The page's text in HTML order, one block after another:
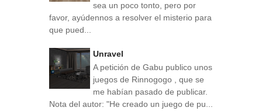
sea un poco tonto, pero por
favor, ayúdennos a resolver el misterio para
que pued...
Unravel
A petición de Gabu publico unos
juegos de Rinnogogo , que se
me habían pasado de publicar.
Nota del autor: "He creado un juego de pu...